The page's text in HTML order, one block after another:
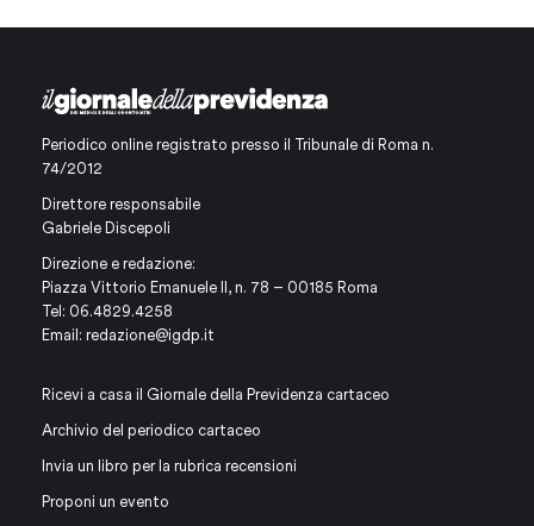
Periodico online registrato presso il Tribunale di Roma n.
74/2012
Direttore responsabile
Gabriele Discepoli
Direzione e redazione:
Piazza Vittorio Emanuele II, n. 78 – 00185 Roma
Tel: 06.4829.4258
Email: redazione@igdp.it
Ricevi a casa il Giornale della Previdenza cartaceo
Archivio del periodico cartaceo
Invia un libro per la rubrica recensioni
Proponi un evento